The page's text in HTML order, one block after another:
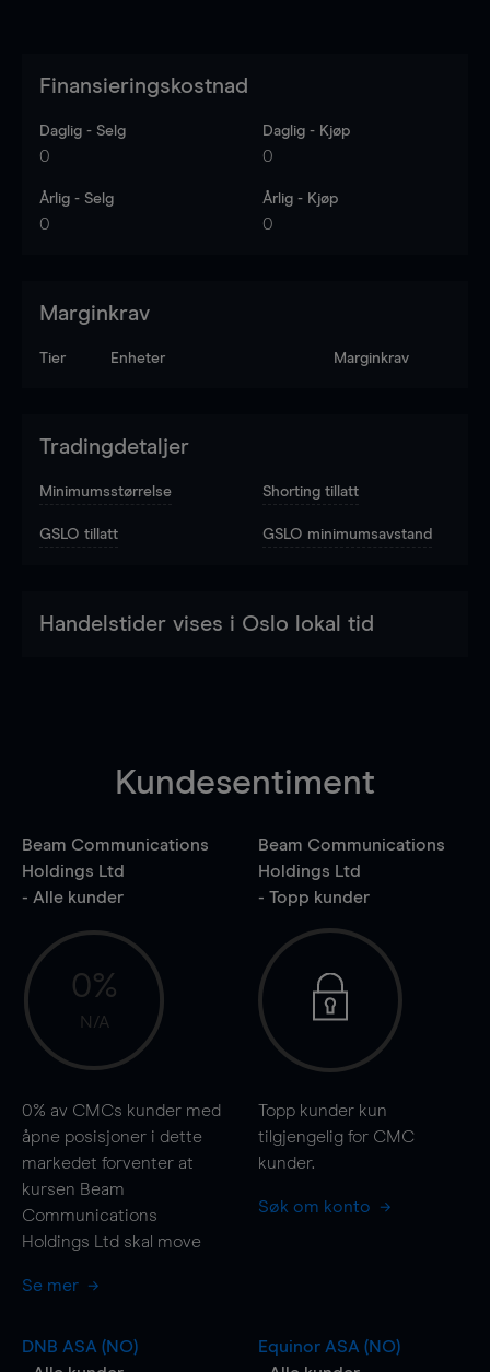
Finansieringskostnad
Daglig - Selg
0
Daglig - Kjøp
0
Årlig - Selg
0
Årlig - Kjøp
0
Marginkrav
Tier Enheter Marginkrav
Tradingdetaljer
Minimumsstørrelse Shorting tillatt
GSLO tillatt GSLO minimumsavstand
Handelstider vises i Oslo lokal tid
Kundesentiment
Beam Communications
Holdings Ltd
- Alle kunder
0%
N/A
0% av CMCs kunder med
åpne posisjoner i dette
markedet forventer at
kursen Beam
Communications
Holdings Ltd skal move
Se mer
Beam Communications
Holdings Ltd
- Topp kunder
Topp kunder kun
tilgjengelig for CMC
kunder.
Søk om konto
DNB ASA (NO)
Equinor ASA (NO)